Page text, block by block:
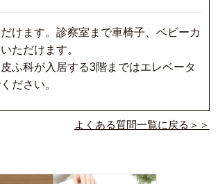
けます。診察室まで車椅子、ベビーカ
ただけます。
ふ科が入居する3階まではエレベータ
ださい。
よくある質問一覧に戻る＞＞